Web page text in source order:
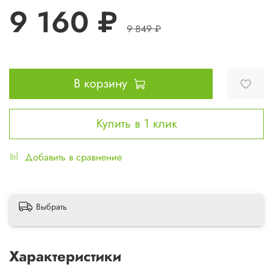
9 160 ₽ 9 849 ₽
В корзину
Купить в 1 клик
Добавить в сравнение
Выбрать
Характеристики